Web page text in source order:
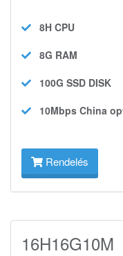
8H CPU
8G RAM
100G SSD DISK
10Mbps China
Rendelés
16H16G10M